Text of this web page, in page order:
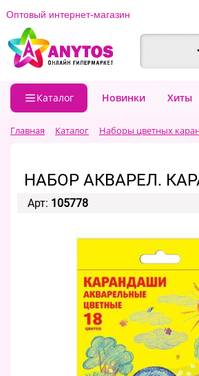
Оптовый интернет-магазин
Каталог Новинки Хиты
Главная Каталог Наборы цветных
НАБОР АКВАРЕЛ.
Арт: 105778